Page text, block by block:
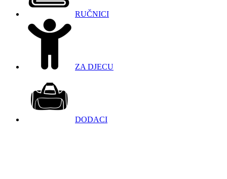
RUČNICI
ZA DJECU
DODACI